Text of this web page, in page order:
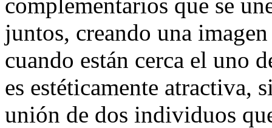
juntos, creando una
cuando están cerca el uno
es estéticamente atractiva,
unión de dos individuos